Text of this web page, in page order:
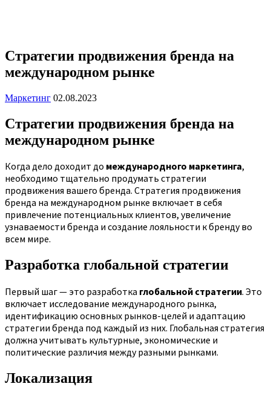
Стратегии продвижения бренда на
международном рынке
Маркетинг 02.08.2023
Стратегии продвижения бренда на
международном рынке
Когда дело доходит до международного маркетинга,
необходимо тщательно продумать стратегии
продвижения вашего бренда. Стратегия продвижения
бренда на международном рынке включает в себя
привлечение потенциальных клиентов, увеличение
узнаваемости бренда и создание лояльности к бренду во
всем мире.
Разработка глобальной стратегии
Первый шаг — это разработка глобальной стратегии. Это
включает исследование международного рынка,
идентификацию основных рынков-целей и адаптацию
стратегии бренда под каждый из них. Глобальная стратегия
должна учитывать культурные, экономические и
политические различия между разными рынками.
Локализация